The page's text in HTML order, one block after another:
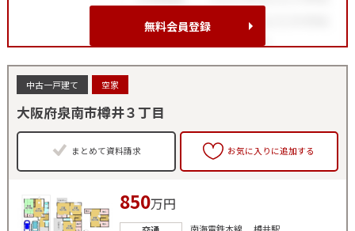
無料会員登録
中古一戸建て 空家
大阪府泉南市樽井３丁目
まとめて資料請求 お気に入りに追加する
850万円
南海電鉄本線 樽井駅